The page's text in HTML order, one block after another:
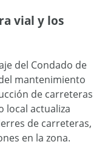
vial y los
del Condado de
mantenimiento
de carreteras
local actualiza
de carreteras,
en la zona.